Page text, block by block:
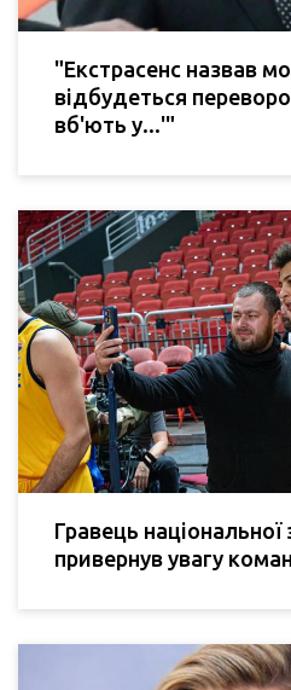
"Екстрасенс назвав
відбудеться
вб'ють у...'"
Гравець національної
привернув увагу